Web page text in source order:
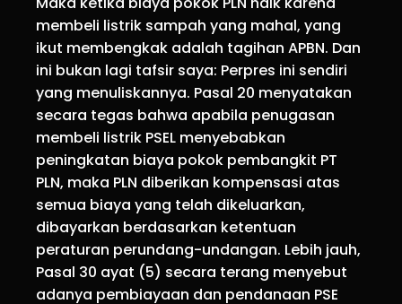
membeli listrik sampah yang mahal, yang
ikut membengkak adalah tagihan APBN. Dan
ini bukan lagi tafsir saya: Perpres ini sendiri
yang menuliskannya. Pasal 20 menyatakan
secara tegas bahwa apabila penugasan
membeli listrik PSEL menyebabkan
peningkatan biaya pokok pembangkit PT
PLN, maka PLN diberikan kompensasi atas
semua biaya yang telah dikeluarkan,
dibayarkan berdasarkan ketentuan
peraturan perundang-undangan. Lebih jauh,
Pasal 30 ayat (5) secara terang menyebut
adanya pembiayaan dan pendanaan PSE